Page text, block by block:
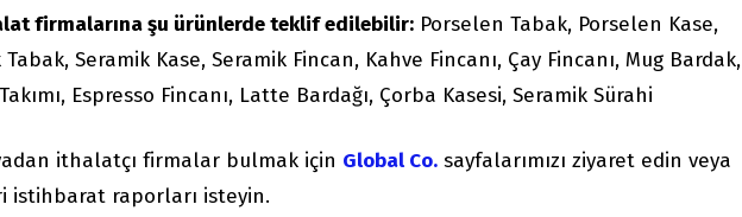
firmalarına şu ürünlerde teklif edilebilir: Porselen Tabak, Porselen Kase,
Seramik Kase, Seramik Fincan, Kahve Fincanı, Çay Fincanı, Mug Bardak,
Espresso Fincanı, Latte Bardağı, Çorba Kasesi, Seramik Sürahi
ithalatçı firmalar bulmak için Global Co. sayfalarımızı ziyaret edin veya
istihbarat raporları isteyin.